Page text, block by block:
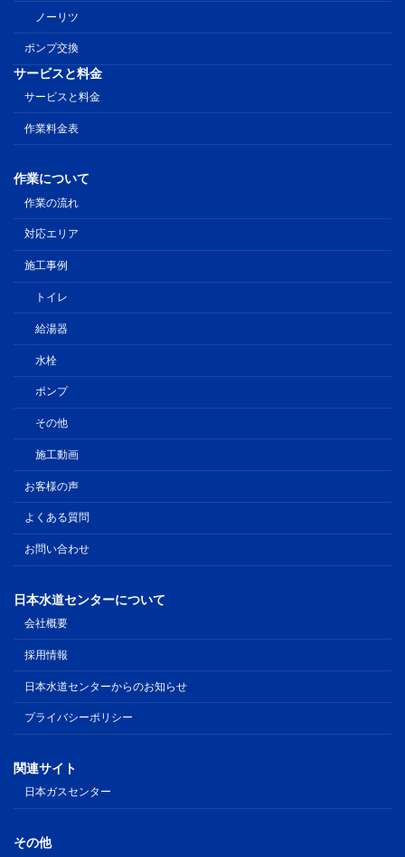
ノーリツ
ポンプ交換
サービスと料金
サービスと料金
作業料金表
作業について
作業の流れ
対応エリア
施工事例
トイレ
給湯器
水栓
ポンプ
その他
施工動画
お客様の声
よくある質問
お問い合わせ
日本水道センターについて
会社概要
採用情報
日本水道センターからのお知らせ
プライバシーポリシー
関連サイト
日本ガスセンター
その他